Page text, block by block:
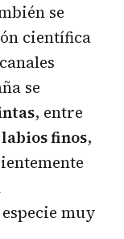
se
científica
se
, entre
finos,
muy